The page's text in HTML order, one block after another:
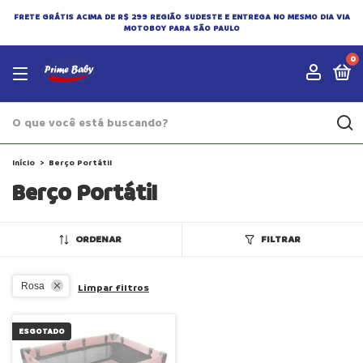
FRETE GRÁTIS ACIMA DE R$ 299 REGIÃO SUDESTE E ENTREGA NO MESMO DIA VIA
MOTOBOY PARA SÃO PAULO
0
Início > Berço Portátil
Berço Portátil
ORDENAR FILTRAR
Rosa Limpar filtros
ESGOTADO